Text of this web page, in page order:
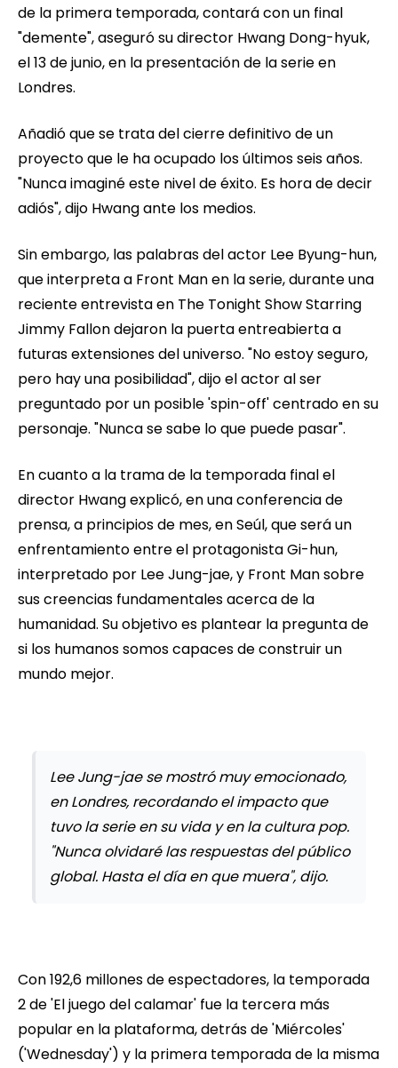
de la primera temporada, contará con un final
"demente", aseguró su director Hwang Dong-hyuk,
el 13 de junio, en la presentación de la serie en
Londres.
Añadió que se trata del cierre definitivo de un
proyecto que le ha ocupado los últimos seis años.
"Nunca imaginé este nivel de éxito. Es hora de decir
adiós", dijo Hwang ante los medios.
Sin embargo, las palabras del actor Lee Byung-hun,
que interpreta a Front Man en la serie, durante una
reciente entrevista en The Tonight Show Starring
Jimmy Fallon dejaron la puerta entreabierta a
futuras extensiones del universo. "No estoy seguro,
pero hay una posibilidad", dijo el actor al ser
preguntado por un posible 'spin-off' centrado en su
personaje. "Nunca se sabe lo que puede pasar".
En cuanto a la trama de la temporada final el
director Hwang explicó, en una conferencia de
prensa, a principios de mes, en Seúl, que será un
enfrentamiento entre el protagonista Gi-hun,
interpretado por Lee Jung-jae, y Front Man sobre
sus creencias fundamentales acerca de la
humanidad. Su objetivo es plantear la pregunta de
si los humanos somos capaces de construir un
mundo mejor.
Lee Jung-jae se mostró muy emocionado,
en Londres, recordando el impacto que
tuvo la serie en su vida y en la cultura pop.
"Nunca olvidaré las respuestas del público
global. Hasta el día en que muera", dijo.
Con 192,6 millones de espectadores, la temporada
2 de 'El juego del calamar' fue la tercera más
popular en la plataforma, detrás de 'Miércoles'
('Wednesday') y la primera temporada de la misma